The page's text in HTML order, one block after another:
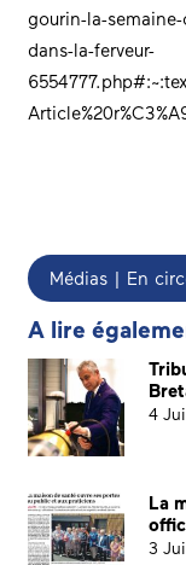
gourin-la-
dans-la-ferveur-
Médias | En
A lire
4
La
3